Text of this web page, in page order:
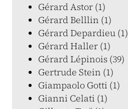
Gérard Astor (1)
Gérard Belllin (1)
Gérard Depardieu (1)
Gérard Haller (1)
Gérard Lépinois (39)
Gertrude Stein (1)
Giampaolo Gotti (1)
Gianni Celati (1)